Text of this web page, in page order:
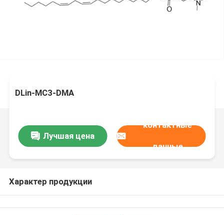
DLin-MC3-DMA
Лучшая цена
контактные
данные
Характер продукции